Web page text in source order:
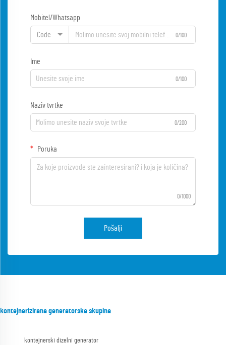
Mobitel/Whatsapp
Code 0/100
Ime
0/100
Naziv tvrtke
0/200
Poruka
0/1000
Pošalji
kontejnerizirana generatorska skupina
kontejnerski dizelni generator